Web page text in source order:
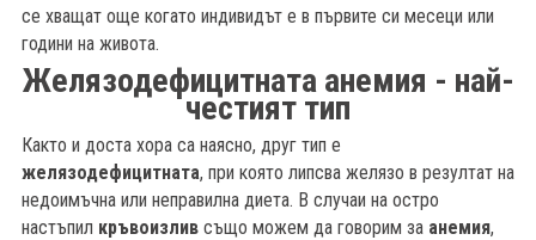
се хващат още когато индивидът е в първите си месеци или
години на живота.
Желязодефицитната анемия - най-
честият тип
Както и доста хора са наясно, друг тип е
желязодефицитната, при която липсва желязо в резултат на
недоимъчна или неправилна диета. В случаи на остро
настъпил кръвоизливсъщо можем да говорим за анемия,